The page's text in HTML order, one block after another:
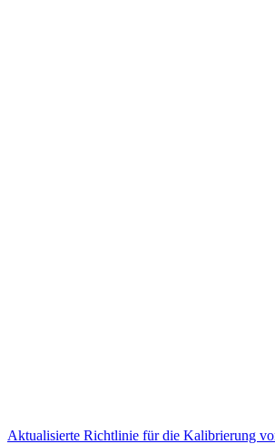
Aktualisierte Richtlinie für die Kalibrierung